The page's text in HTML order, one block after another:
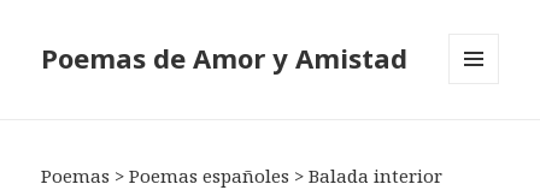
Poemas de Amor y Amistad
Poemas >Poemas españoles >Balada interior